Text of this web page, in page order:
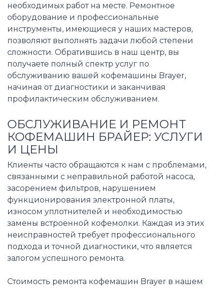
необходимых работ на месте. Ремонтное
оборудование и профессиональные
инструменты, имеющиеся у наших мастеров,
позволяют выполнять задачи любой степени
сложности. Обратившись в наш центр, вы
получаете полный спектр услуг по
обслуживанию вашей кофемашины Brayer,
начиная от диагностики и заканчивая
профилактическим обслуживанием.
ОБСЛУЖИВАНИЕ И РЕМОНТ
КОФЕМАШИН БРАЙЕР: УСЛУГИ
И ЦЕНЫ
Клиенты часто обращаются к нам с проблемами,
связанными с неправильной работой насоса,
засорением фильтров, нарушением
функционирования электронной платы,
износом уплотнителей и необходимостью
замены встроенной кофемолки. Каждая из этих
неисправностей требует профессионального
подхода и точной диагностики, что является
залогом успешного ремонта.
Стоимость ремонта кофемашин Brayer в нашем